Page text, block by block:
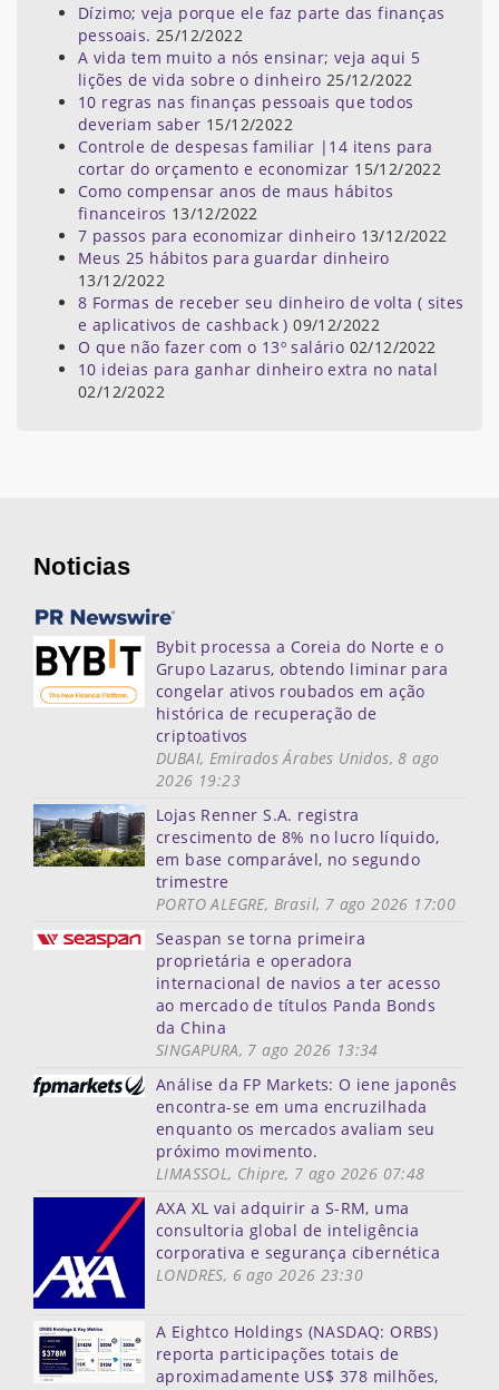
Dízimo; veja porque ele faz parte das finanças
pessoais. 25/12/2022
A vida tem muito a nós ensinar; veja aqui 5
lições de vida sobre o dinheiro 25/12/2022
10 regras nas finanças pessoais que todos
deveriam saber 15/12/2022
Controle de despesas familiar |14 itens para
cortar do orçamento e economizar 15/12/2022
Como compensar anos de maus hábitos
financeiros 13/12/2022
7 passos para economizar dinheiro 13/12/2022
Meus 25 hábitos para guardar dinheiro
13/12/2022
8 Formas de receber seu dinheiro de volta ( sites
e aplicativos de cashback ) 09/12/2022
O que não fazer com o 13º salário 02/12/2022
10 ideias para ganhar dinheiro extra no natal
02/12/2022
Noticias
Bybit processa a Coreia do Norte e o
Grupo Lazarus, obtendo liminar para
congelar ativos roubados em ação
histórica de recuperação de
criptoativos
DUBAI, Emirados Árabes Unidos, 8 ago
2026 19:23
Lojas Renner S.A. registra
crescimento de 8% no lucro líquido,
em base comparável, no segundo
trimestre
PORTO ALEGRE, Brasil, 7 ago 2026 17:00
Seaspan se torna primeira
proprietária e operadora
internacional de navios a ter acesso
ao mercado de títulos Panda Bonds
da China
SINGAPURA, 7 ago 2026 13:34
Análise da FP Markets: O iene japonês
encontra-se em uma encruzilhada
enquanto os mercados avaliam seu
próximo movimento.
LIMASSOL, Chipre, 7 ago 2026 07:48
AXA XL vai adquirir a S-RM, uma
consultoria global de inteligência
corporativa e segurança cibernética
LONDRES, 6 ago 2026 23:30
A Eightco Holdings (NASDAQ: ORBS)
reporta participações totais de
aproximadamente US$ 378 milhões,